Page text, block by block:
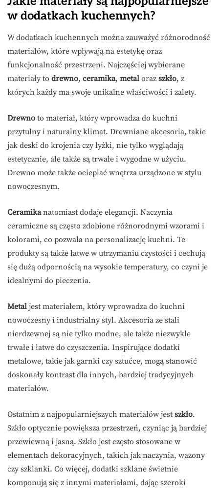
w dodatkach kuchennych?
W dodatkach kuchennych można zauważyć różnorodność
materiałów, które wpływają na estetykę oraz
funkcjonalność przestrzeni. Najczęściej wybierane
materiały to drewno, ceramika, metal oraz szkło, z
których każdy ma swoje unikalne właściwości i zalety.
Drewno to materiał, który wprowadza do kuchni
przytulny i naturalny klimat. Drewniane akcesoria, takie
jak deski do krojenia czy łyżki, nie tylko wyglądają
estetycznie, ale także są trwałe i wygodne w użyciu.
Drewno może także ocieplać wnętrza urządzone w stylu
nowoczesnym.
Ceramikanatomiast dodaje elegancji. Naczynia
ceramiczne są często zdobione różnorodnymi wzorami i
kolorami, co pozwala na personalizację kuchni. Te
produkty są także łatwe w utrzymaniu czystości i cechują
się dużą odpornością na wysokie temperatury, co czyni je
idealnymi do pieczenia.
Metal jest materiałem, który wprowadza do kuchni
nowoczesny i industrialny styl. Akcesoria ze stali
nierdzewnej są nie tylko modne, ale także niezwykle
trwałe i łatwe do czyszczenia. Inspirujące dodatki
metalowe, takie jak garnki czy sztućce, mogą stanowić
doskonały kontrast dla innych, bardziej tradycyjnych
materiałów.
Ostatnim z najpopularniejszych materiałów jest szkło.
Szkło optycznie powiększa przestrzeń, czyniąc ją bardziej
przewiewną i jasną. Szkło jest często stosowane w
elementach dekoracyjnych, takich jak naczynia, wazony
czy szklanki. Co więcej, dodatki szklane świetnie
komponują się z innymi materiałami, dając szeroki